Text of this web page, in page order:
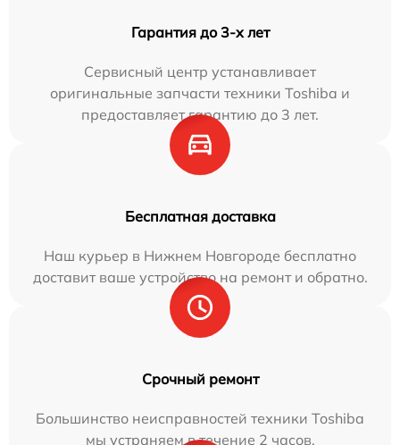
Гарантия до 3-х лет
Сервисный центр устанавливает
оригинальные запчасти техники Toshiba и
предоставляет гарантию до 3 лет.
Бесплатная доставка
Наш курьер в Нижнем Новгороде бесплатно
доставит ваше устройство на ремонт и обратно.
Срочный ремонт
Большинство неисправностей техники Toshiba
мы устраняем в течение 2 часов.